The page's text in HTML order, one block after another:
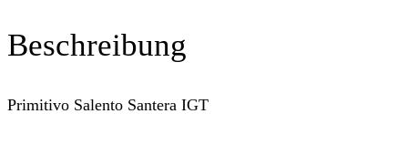
Beschreibung
Primitivo Salento Santera IGT